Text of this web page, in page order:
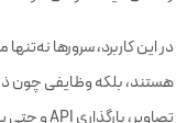
در این کاربرد، سرورها
هستند، بلکه وظایفی چون
تصاویر، بارگذاری API و حتی پشتیبانی از CDN را نیز بر عهده دارند.